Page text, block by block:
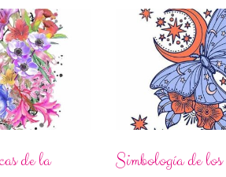
de la
Simbología de